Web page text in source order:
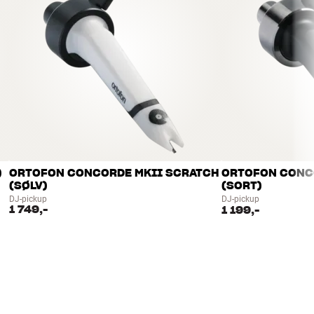
ORTOFON CONCORDE MKII SCRATCH
(SØLV)
DJ-pickup
1 749,-
ORTOFON
(SORT)
DJ-pickup
1 199,-